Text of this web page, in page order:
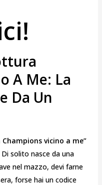
A Me: La
Da Un
vicino a me”
solito nasce da una
nel mazzo, devi farne
forse hai un codice